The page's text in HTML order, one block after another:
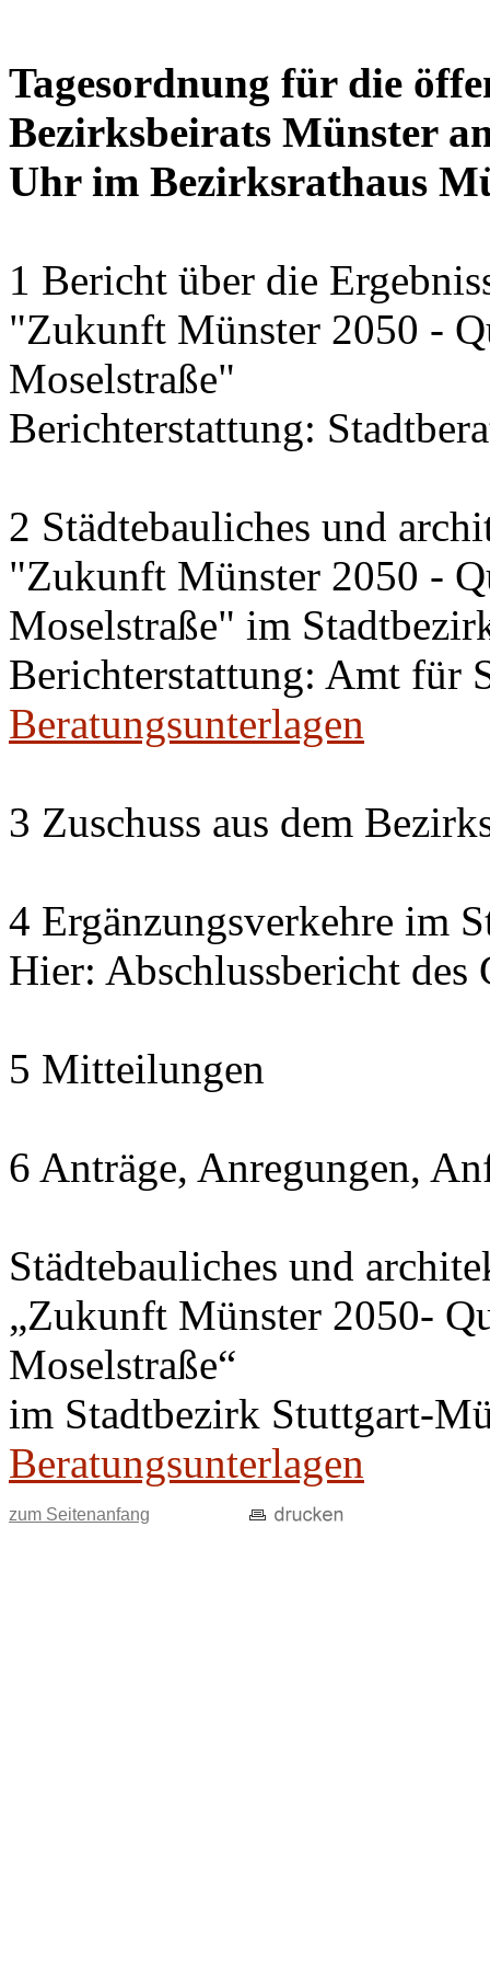
Tagesordnung für die
Bezirksbeirats Münster
Uhr im Bezirksrathaus
1 Bericht über die
"Zukunft Münster 2050 -
Moselstraße"
Berichterstattung:
2 Städtebauliches und
"Zukunft Münster 2050 -
Moselstraße" im
Berichterstattung: Amt für
Beratungsunterlagen
3 Zuschuss aus dem
4 Ergänzungsverkehre im
Hier: Abschlussbericht des
5 Mitteilungen
6 Anträge, Anregungen,
Städtebauliches und
„Zukunft Münster 2050-
Moselstraße“
im Stadtbezirk Stuttgart-
Beratungsunterlagen
zum Seitenanfang